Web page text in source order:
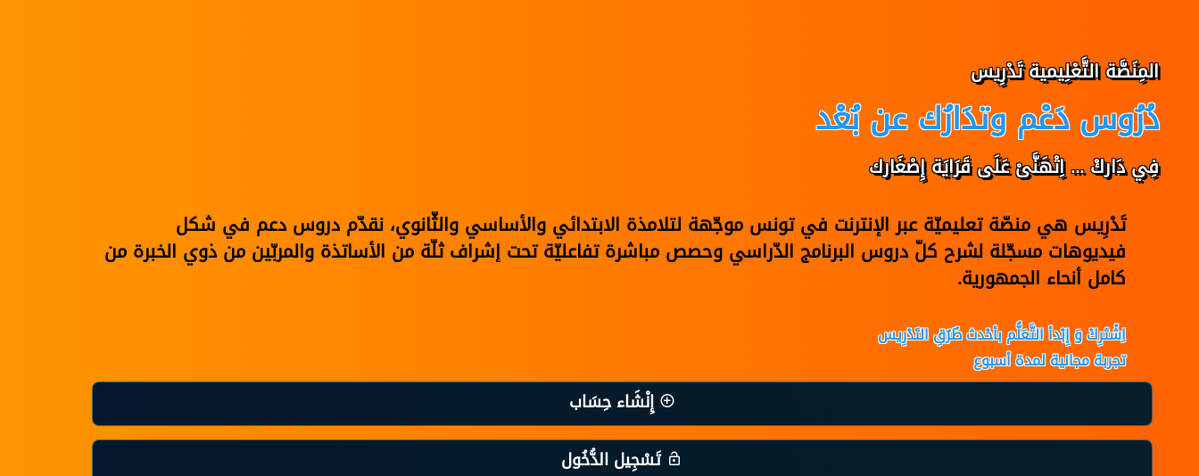
المِنَصَّة التَّعْلِيمية تَدْرِيس
دُرُوس دَعْم وتدَارُك عن بُعْد
فِي دَاركْ ... اِتْهَنَّىْ عَلَى قَرَايَة إِصْغَارك
تَدْرِيس هي منصّة تعليميّة عبر الإنترنت في تونس موجّهة لتلامذة الابتدائي والأساسي والثّانوي، نقدّم دروس دعم في شكل
فيديوهات مسجّلة لشرح كلّ دروس البرنامج الدّراسي وحصص مباشرة تفاعليّة تحت إشراف ثلّة من الأساتذة والمربّين من ذوي الخبرة من
كامل أنحاء الجمهورية.
اِشْتَرِكْ وَ إِبْدأ التَّعَلُّم بأحْدث طُرُقِ التَدْرِيس
تجربة مجانية لمدة أسبوع
إِنْشَاء حِسَاب
تَسْجِيل الدُّخُول